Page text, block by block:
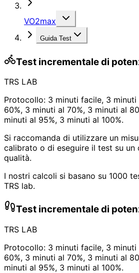
VO2max
Guida Test
Test incrementale di
TRS LAB
Protocollo: 3 minuti facile, 3 minuti
60%, 3 minuti al 70%, 3 minuti al
minuti al 95%, 3 minuti al 100%.
Si raccomanda di utilizzare un
calibrato o di eseguire il test su un
qualità.
I nostri calcoli si basano su 1000
TRS lab.
Test incrementale di
TRS LAB
Protocollo: 3 minuti facile, 3 minuti
60%, 3 minuti al 70%, 3 minuti al
minuti al 95%, 3 minuti al 100%.